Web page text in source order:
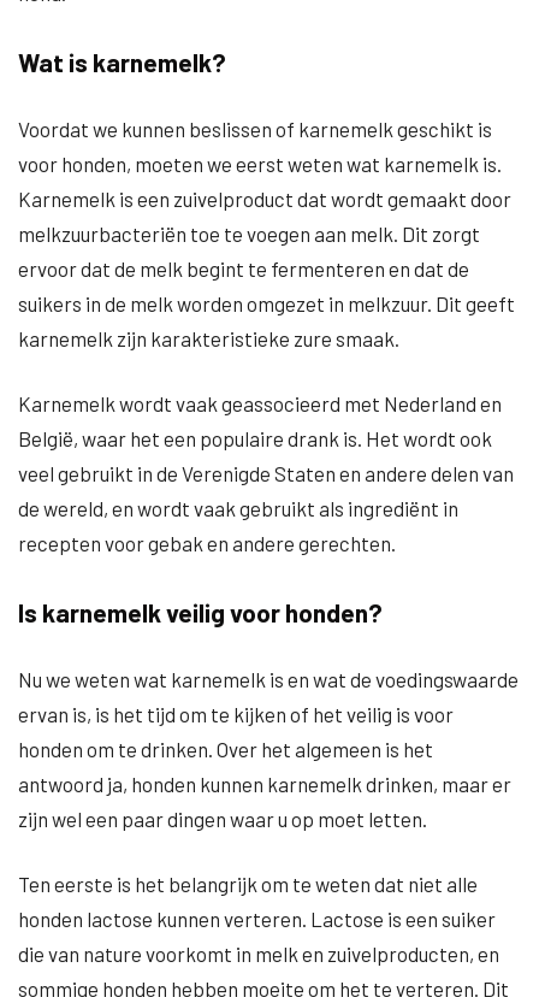
Wat is karnemelk?
Voordat we kunnen beslissen of karnemelk geschikt is
voor honden, moeten we eerst weten wat karnemelk is.
Karnemelk is een zuivelproduct dat wordt gemaakt door
melkzuurbacteriën toe te voegen aan melk. Dit zorgt
ervoor dat de melk begint te fermenteren en dat de
suikers in de melk worden omgezet in melkzuur. Dit geeft
karnemelk zijn karakteristieke zure smaak.
Karnemelk wordt vaak geassocieerd met Nederland en
België, waar het een populaire drank is. Het wordt ook
veel gebruikt in de Verenigde Staten en andere delen van
de wereld, en wordt vaak gebruikt als ingrediënt in
recepten voor gebak en andere gerechten.
Is karnemelk veilig voor honden?
Nu we weten wat karnemelk is en wat de voedingswaarde
ervan is, is het tijd om te kijken of het veilig is voor
honden om te drinken. Over het algemeen is het
antwoord ja, honden kunnen karnemelk drinken, maar er
zijn wel een paar dingen waar u op moet letten.
Ten eerste is het belangrijk om te weten dat niet alle
honden lactose kunnen verteren. Lactose is een suiker
die van nature voorkomt in melk en zuivelproducten, en
sommige honden hebben moeite om het te verteren. Dit